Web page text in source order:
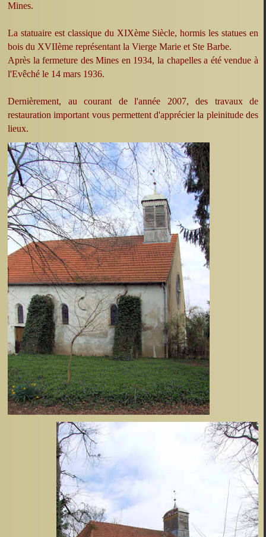
Mines.
La statuaire est classique du XIXème Siècle, hormis les statues en
bois du XVIIème représentant la Vierge Marie et Ste Barbe.
Après la fermeture des Mines en 1934, la chapelles a été vendue à
l'Evêché le 14 mars 1936.
Dernièrement, au courant de l'année 2007, des travaux de
restauration important vous permettent d'apprécier la pleinitude des
lieux.